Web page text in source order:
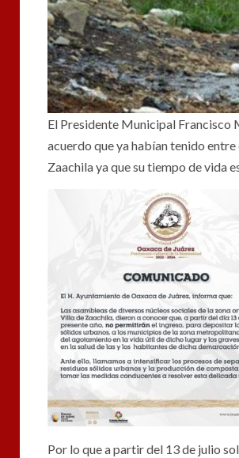
El Presidente Municipal Francisco
acuerdo que ya habían tenido
Zaachila ya que su tiempo de vida
Por lo que a partir del 13 de julio